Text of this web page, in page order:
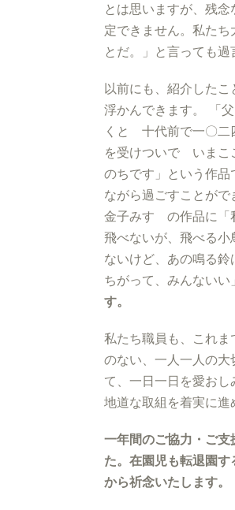
とは思いますが、残
定できません。私た
とだ。」と言っても過
以前にも、紹介した
浮かんできます。 「
くと 十代前で一〇
を受けついで いま
のちです」という作
ながら過ごすことが
金子みすゞの作品に
飛べないが、飛べる
ないけど、あの鳴る
ちがって、みんないい
す。
私たち職員も、これま
のない、一人一人の
て、一日一日を愛おし
地道な取組を着実に進
一年間のご協力・ご
た。在園児も転退園
から祈念いたします。